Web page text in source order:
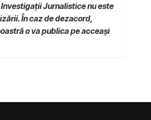
Jurnalistice nu este
În caz de dezacord,
o va publica pe acceași